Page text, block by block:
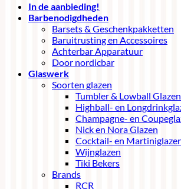
In de aanbieding!
Barbenodigdheden
Barsets & Geschenkpakketten
Baruitrusting en Accessoires
Achterbar Apparatuur
Door nordicbar
Glaswerk
Soorten glazen
Tumbler & Lowball Glazen
Highball- en
Champagne- en
Nick en Nora Glazen
Cocktail- en
Wijnglazen
Tiki Bekers
Brands
RCR